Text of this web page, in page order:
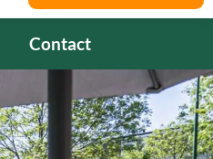
Contact